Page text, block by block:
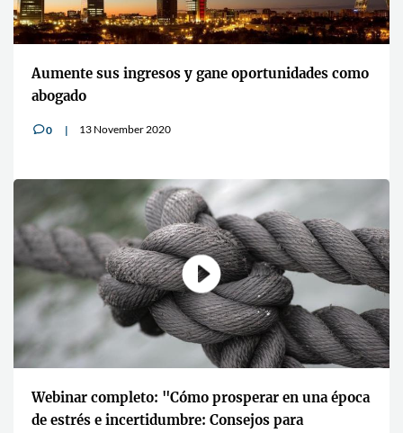
Aumente sus ingresos y gane oportunidades como
abogado
v0 13 November 2020
Webinar completo: "Cómo prosperar en una época
de estrés e incertidumbre: Consejos para